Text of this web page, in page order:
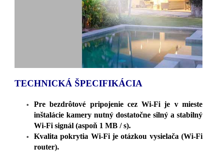
TECHNICKÁ ŠPECIFIKÁCIA
Pre bezdrôtové pripojenie cez Wi-Fi je v mieste
inštalácie kamery nutný dostatočne silný a stabilný
Wi-Fi signál (aspoň 1 MB / s).
Kvalita pokrytia Wi-Fi je otázkou vysielača (Wi-Fi
router).